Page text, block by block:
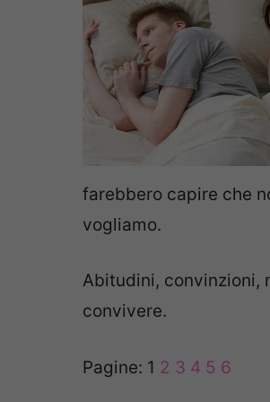
farebbero capire che
vogliamo.
Abitudini, convinzioni,
convivere.
Pagine: 1 2 3 4 5 6